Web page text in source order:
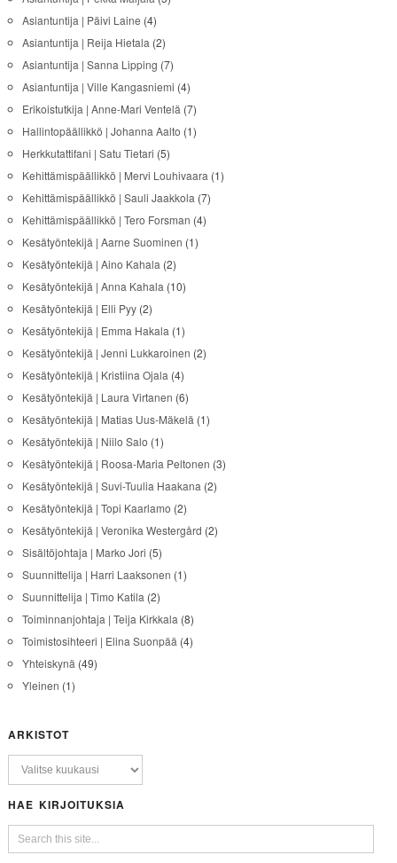
Asiantuntija | Päivi Laine (4)
Asiantuntija | Reija Hietala (2)
Asiantuntija | Sanna Lipping (7)
Asiantuntija | Ville Kangasniemi (4)
Erikoistutkija | Anne-Mari Ventelä (7)
Hallintopäällikkö | Johanna Aalto (1)
Herkkutattifani | Satu Tietari (5)
Kehittämispäällikkö | Mervi Louhivaara (1)
Kehittämispäällikkö | Sauli Jaakkola (7)
Kehittämispäällikkö | Tero Forsman (4)
Kesätyöntekijä | Aarne Suominen (1)
Kesätyöntekijä | Aino Kahala (2)
Kesätyöntekijä | Anna Kahala (10)
Kesätyöntekijä | Elli Pyy(2)
Kesätyöntekijä | Emma Hakala (1)
Kesätyöntekijä | Jenni Lukkaroinen (2)
Kesätyöntekijä | Kristiina Ojala (4)
Kesätyöntekijä | Laura Virtanen (6)
Kesätyöntekijä | Matias Uus-Mäkelä (1)
Kesätyöntekijä | Niilo Salo (1)
Kesätyöntekijä | Roosa-Maria Peltonen (3)
Kesätyöntekijä | Suvi-Tuulia Haakana (2)
Kesätyöntekijä | Topi Kaarlamo (2)
Kesätyöntekijä | Veronika Westergård (2)
Sisältöjohtaja | Marko Jori (5)
Suunnittelija | Harri Laaksonen (1)
Suunnittelija | Timo Katila (2)
Toiminnanjohtaja | Teija Kirkkala (8)
Toimistosihteeri | Elina Suonpää (4)
Yhteiskynä (49)
Yleinen (1)
ARKISTOT
HAE KIRJOITUKSIA